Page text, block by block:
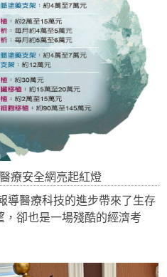
療安全網亮起紅燈
導醫療科技的進步帶來了生存
卻也是一場殘酷的經濟考
、有沒有買保險，多出來的